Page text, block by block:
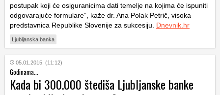
postupak koji će osiguranicima dati temelje na kojima će ispuniti
odgovarajuće formulare”, kaže dr. Ana Polak Petrič, visoka
predstavnica Republike Slovenije za sukcesiju. Dnevnik.hr
Ljubljanska banka
05.01.2015. (11:12)
Godinama...
Kada bi 300.000 štediša Ljubljanske banke